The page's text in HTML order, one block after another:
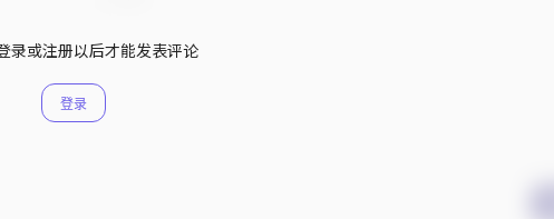
录或注册以后才能发表评论
登录